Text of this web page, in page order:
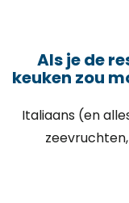
Als je de
keuken zou
Italiaans (en